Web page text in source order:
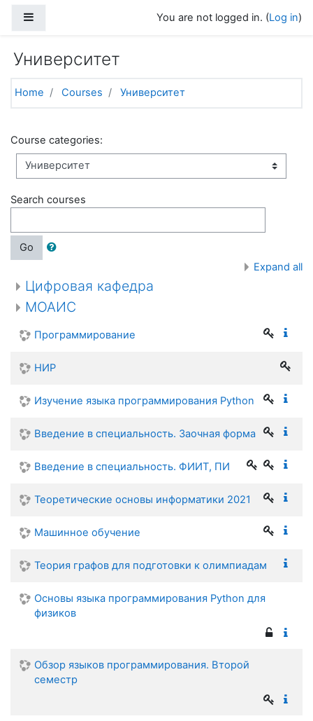
You are not logged in. (Log in)
Университет
Home Courses Университет
Course categories:
Search courses
Go
Expand all
Цифровая кафедра
МОАИС
Программирование
НИР
Изучение языка программирования Python
Введение в специальность. Заочная форма
Введение в специальность. ФИИТ, ПИ
Теоретические основы информатики 2021
Машинное обучение
Теория графов для подготовки к олимпиадам
Основы языка программирования Python для
физиков
Обзор языков программирования. Второй
семестр